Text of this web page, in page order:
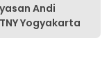
Andi
Yogyakarta